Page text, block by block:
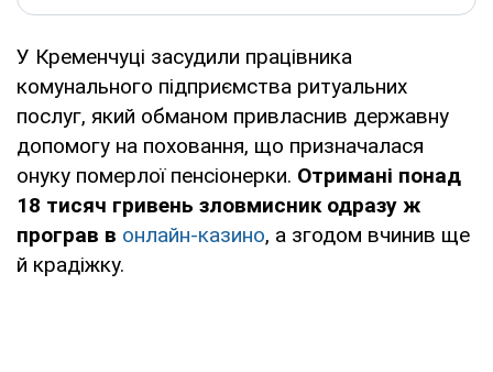
У Кременчуці засудили працівника
комунального підприємства ритуальних
послуг, який обманом привласнив державну
допомогу на поховання, що призначалася
онуку померлої пенсіонерки. Отримані понад
18 тисяч гривень зловмисник одразу ж
програв в онлайн-казино, а згодом вчинив ще
й крадіжку.